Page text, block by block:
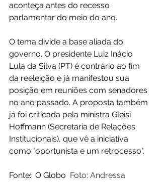
aconteça antes do recesso
parlamentar do meio do ano.
O tema divide a base aliada do
governo. O presidente Luiz Inácio
Lula da Silva (PT) é contrário ao fim
da reeleição e já manifestou sua
posição em reuniões com senadores
no ano passado. A proposta também
já foi criticada pela ministra Gleisi
Hoffmann (Secretaria de Relações
Institucionais), que vê a iniciativa
como "oportunista e um retrocesso".
Fonte:  O Globo Foto: Andressa